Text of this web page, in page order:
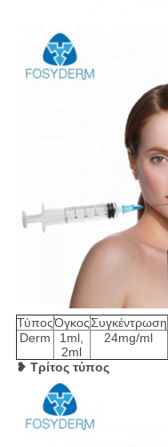
ΤύποςΌγκοςΣυγκέντρωση
Derm
1ml,
2ml
24mg/ml
❥ Τρίτος τύπος